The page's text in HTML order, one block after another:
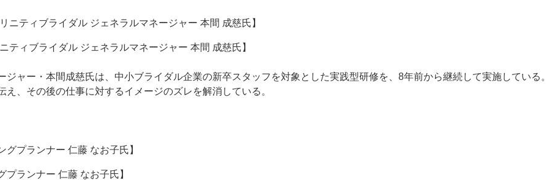
ィブライダル ジェネラルマネージャー 本間 成慈氏】
ャー・本間成慈氏は、中小ブライダル企業の新卒スタッフを対象とした実践型研修を、8年前から継続して実施している。
、その後の仕事に対するイメージのズレを解消している。
ランナー 仁藤 なお子氏】